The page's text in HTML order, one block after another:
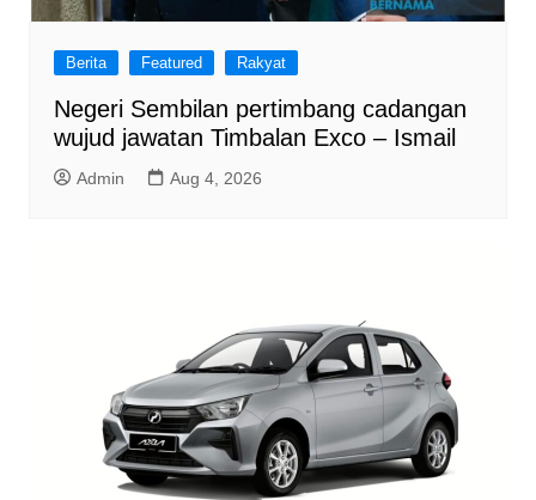
Berita Featured Rakyat
Negeri Sembilan pertimbang cadangan
wujud jawatan Timbalan Exco – Ismail
Admin Aug 4, 2026